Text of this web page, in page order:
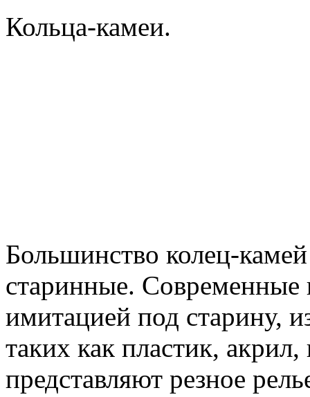
Кольца-камеи.
Большинство колец-
старинные. Современные
имитацией под старину,
таких как пластик,
представляют резное